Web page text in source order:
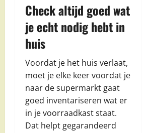
Check altijd goed wat
je echt nodig hebt in
huis
Voordat je het huis verlaat,
moet je elke keer voordat je
naar de supermarkt gaat
goed inventariseren wat er
in je voorraadkast staat.
Dat helpt gegarandeerd